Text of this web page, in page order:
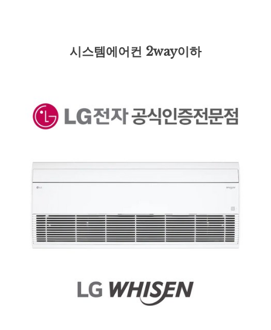
시스템에어컨 2way이하